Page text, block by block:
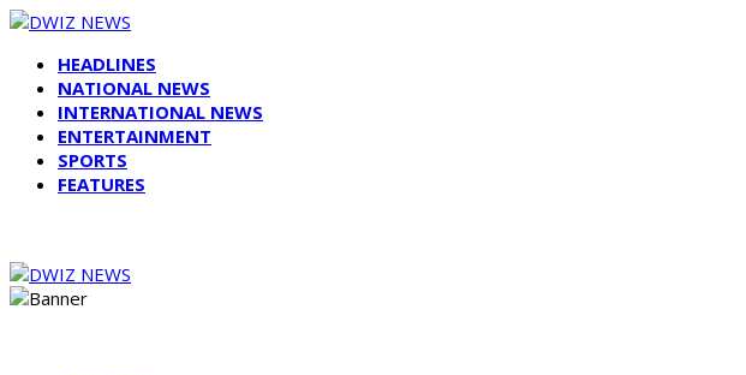
HEADLINES
NATIONAL NEWS
INTERNATIONAL NEWS
ENTERTAINMENT
SPORTS
FEATURES